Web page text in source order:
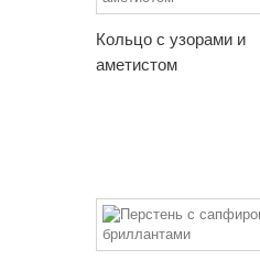
Кольцо с узорами и
аметистом